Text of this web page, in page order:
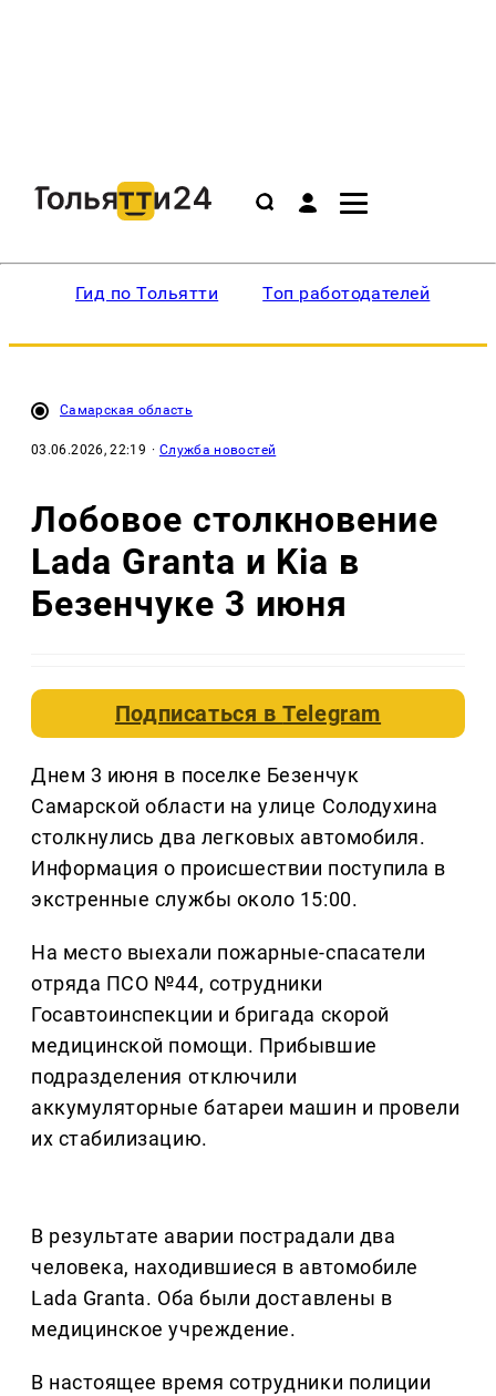
Гид по Тольятти Топ работодателей
Самарская область
03.06.2026, 22:19 · Служба новостей
Лобовое столкновение
Lada Granta и Kia в
Безенчуке 3 июня
Подписаться вTelegram
Днем 3 июня в поселке Безенчук
Самарской области на улице Солодухина
столкнулись два легковых автомобиля.
Информация о происшествии поступила в
экстренные службы около 15:00.
На место выехали пожарные-спасатели
отряда ПСО №44, сотрудники
Госавтоинспекции и бригада скорой
медицинской помощи. Прибывшие
подразделения отключили
аккумуляторные батареи машин и провели
их стабилизацию.
В результате аварии пострадали два
человека, находившиеся в автомобиле
Lada Granta. Оба были доставлены в
медицинское учреждение.
В настоящее время сотрудники полиции